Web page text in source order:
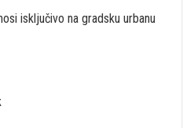
isključivo na gradsku urbanu